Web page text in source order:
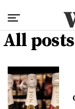
All